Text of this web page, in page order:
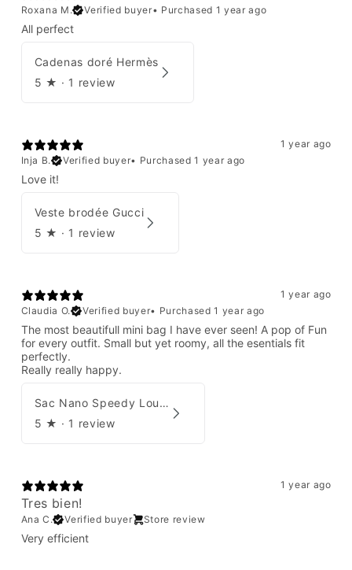
Roxana M.
Verified buyer• Purchased 1 year ago
All perfect
Cadenas doré Hermès
5 ★ · 1 review
1 year ago
Inja B.
Verified buyer• Purchased 1 year ago
Love it!
Veste brodée Gucci
5 ★ · 1 review
1 year ago
Claudia O.
Verified buyer• Purchased 1 year ago
The most beautifull mini bag I have ever seen! A pop of Fun
for every outfit. Small but yet roomy, all the esentials fit
perfectly.
Really really happy.
Sac Nano Speedy Louis Vuitton X Yayoi Kusama
5 ★ · 1 review
1 year ago
Tres bien!
Ana C. Verified buyer Store review
Very efficient